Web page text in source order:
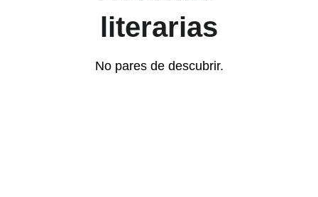
literarias
No pares de descubrir.